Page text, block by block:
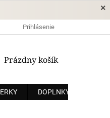
×
ÚDAJOV
Prihlásenie
NÁKUPNÝ
Prázdny košík
DOPLNKY